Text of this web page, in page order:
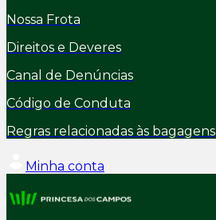
Nossa Frota
Direitos e Deveres
Canal de Denúncias
Código de Conduta
Regras relacionadas às bagagens
Minha conta